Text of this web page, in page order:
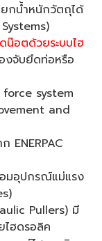
กน้ำหนักวัตถุได้
อตด้วยระบบไฮ
งจับยึดท่อหรือ
system
and
ENERPAC
มอุปกรณ์แม่แรง
Pullers) มี
ไฮดรอลิค